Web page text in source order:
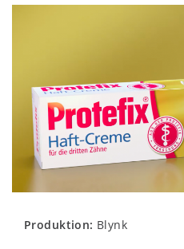
Produktion: Blynk